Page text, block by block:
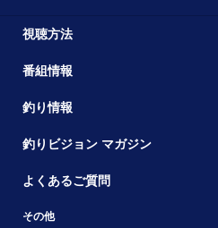
視聴方法
番組情報
釣り情報
釣りビジョン マガジン
よくあるご質問
その他